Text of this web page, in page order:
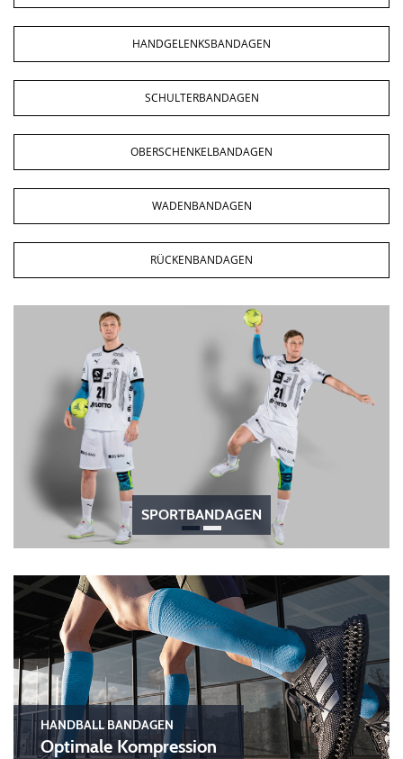
HANDGELENKSBANDAGEN
SCHULTERBANDAGEN
OBERSCHENKELBANDAGEN
WADENBANDAGEN
RÜCKENBANDAGEN
SPORTBANDAGEN
HANDBALL BANDAGEN
Optimale Kompression